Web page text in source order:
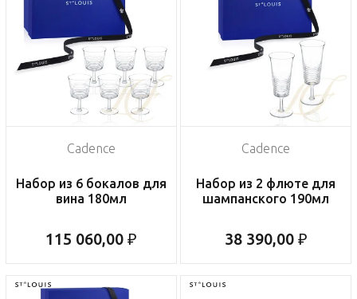
Cadence
Набор из 6 бокалов для
вина 180мл
115 060,00 ₽
Cadence
Набор из 2 флюте для
шампанского 190мл
38 390,00 ₽